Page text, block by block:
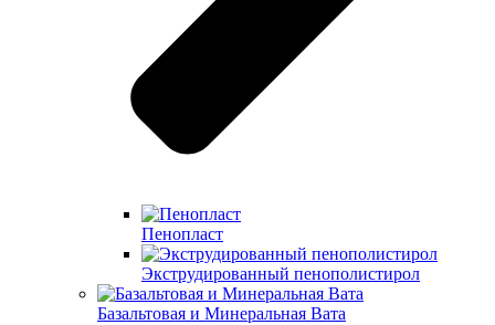
Пенопласт
Экструдированный пенополистирол
Базальтовая и Минеральная Вата